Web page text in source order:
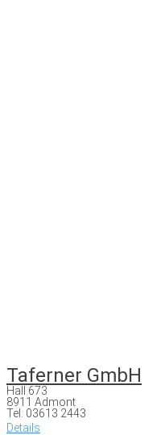
Taferner GmbH
Hall 673
8911 Admont
Tel: 03613 2443
Details